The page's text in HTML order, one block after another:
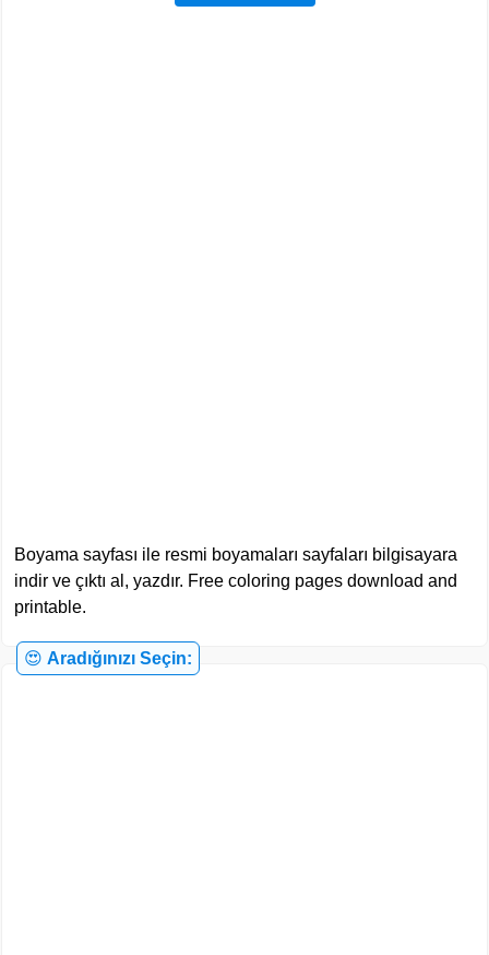
Boyama sayfası ile resmi boyamaları sayfaları bilgisayara
indir ve çıktı al, yazdır. Free coloring pages download and
printable.
😍 Aradığınızı Seçin: